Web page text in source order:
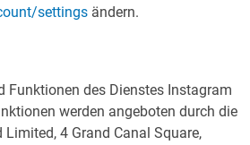
settings ändern.
Funktionen des Dienstes Instagram
werden angeboten durch die
4 Grand Canal Square,